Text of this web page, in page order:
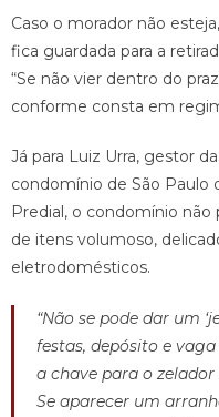
Caso o morador não
fica guardada para a
“Se não vier dentro do
conforme consta em
Já para Luiz Urra, gestor
condomínio de São Paulo
Predial, o condomínio não
de itens volumoso,
eletrodomésticos.
“Não se pode dar um
festas, depósito e
a chave para o
Se aparecer um